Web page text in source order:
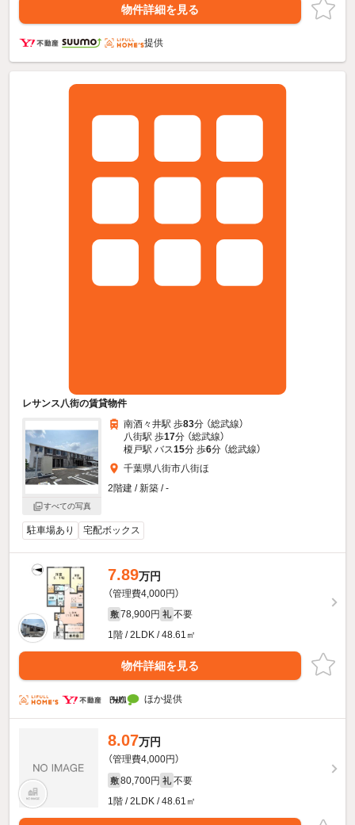
物件詳細を見る
提供
レサンス八街の賃貸物件
すべての写真
南酒々井駅 歩83分 （総武線）
八街駅 歩17分 （総武線）
榎戸駅 バス15分 歩6分 （総武線）
千葉県八街市八街ほ
2階建 / 新築 / -
駐車場あり 宅配ボックス
7.89万円
（管理費4,000円）
敷 78,900円 礼 不要
1階 / 2LDK / 48.61㎡
物件詳細を見る
ほか提供
8.07万円
（管理費4,000円）
敷 80,700円 礼 不要
1階 / 2LDK / 48.61㎡